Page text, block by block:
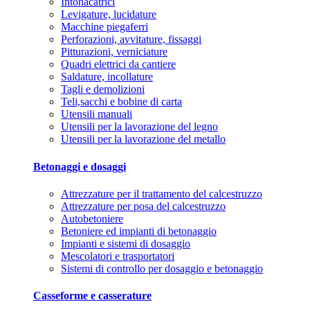
Levigature, lucidature
Macchine piegaferri
Perforazioni, avvitature, fissaggi
Pitturazioni, verniciature
Quadri elettrici da cantiere
Saldature, incollature
Tagli e demolizioni
Teli,sacchi e bobine di carta
Utensili manuali
Utensili per la lavorazione del legno
Utensili per la lavorazione del metallo
Betonaggi e dosaggi
Attrezzature per il trattamento del calcestruzzo
Attrezzature per posa del calcestruzzo
Autobetoniere
Betoniere ed impianti di betonaggio
Impianti e sistemi di dosaggio
Mescolatori e trasportatori
Sistemi di controllo per dosaggio e betonaggio
Casseforme e casserature